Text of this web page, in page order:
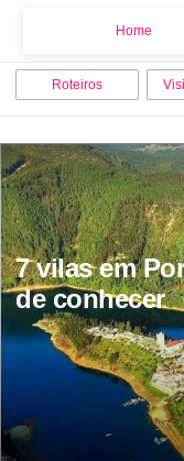
Home
Roteiros
7 vilas em
de conhecer